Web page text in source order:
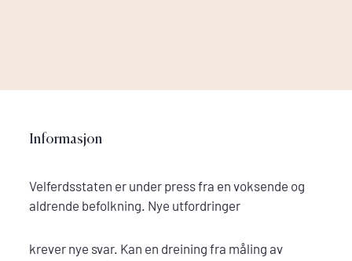
Informasjon
Velferdsstaten er under press fra en voksende og
aldrende befolkning. Nye utfordringer
krever nye svar. Kan en dreining fra måling av